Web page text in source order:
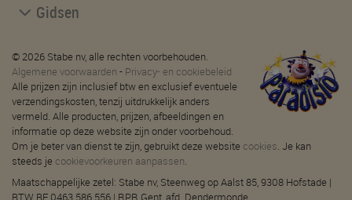
Gidsen
© 2026 Stabe nv, alle rechten voorbehouden.
Algemene voorwaarden - Privacy- en cookiebeleid
Alle prijzen zijn inclusief btw en exclusief eventuele
verzendingskosten, tenzij uitdrukkelijk anders
vermeld. Alle producten, prijzen, afbeeldingen en
informatie op deze website zijn onder voorbehoud.
Om je beter van dienst te zijn, gebruikt deze website cookies. Je kan
steeds je cookievoorkeuren aanpassen.
Maatschappelijke zetel: Stabe nv, Steenweg op Aalst 85, 9308 Hofstade |
BTW BE 0463.586.556 | RPR Gent, afd. Dendermonde